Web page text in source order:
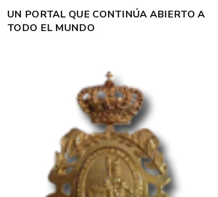
UN PORTAL QUE CONTINÚA ABIERTO A
TODO EL MUNDO